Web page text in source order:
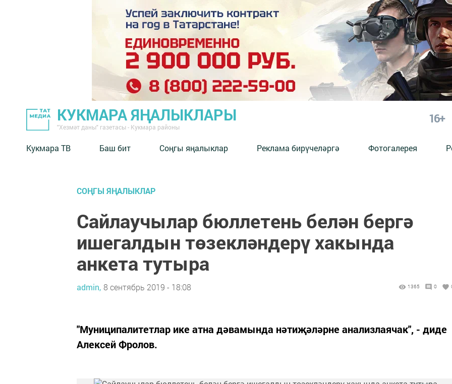
КУКМАРА ЯҢАЛЫКЛАРЫ
"Хезмәт даны" газетасы - Кукмара районы
16+
Кукмара ТВ Баш бит Соңгы яңалыклар Реклама бирүчеләргә Фотогалерея
СОҢГЫ ЯҢАЛЫКЛАР
Сайлаучылар бюллетень белән бергә
ишегалдын төзекләндерү хакында
анкета тутыра
admin, 8 сентябрь 2019 - 18:08 1365 0
"Муниципалитетлар ике атна дәвамында нәтиҗәләрне анализлаячак", - диде
Алексей Фролов.